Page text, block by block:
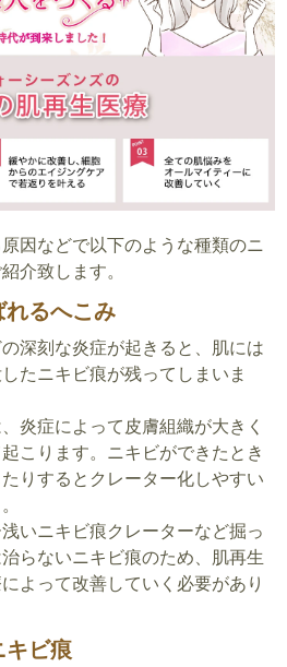
因などで以下のような種類のニ
介致します。
れるへこみ
深刻な炎症が起きると、肌には
たニキビ痕が残ってしまいま
炎症によって皮膚組織が大きく
こります。ニキビができたとき
りするとクレーター化しやすい
いニキビ痕クレーターなど掘っ
らないニキビ痕のため、肌再生
よって改善していく必要があり
キビ痕